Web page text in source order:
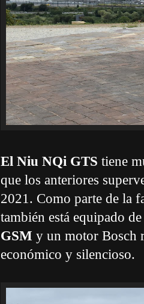
El Niu NQi GTS tiene
que los anteriores
2021. Como parte de la
también está equipado
GSM y un motor Bosch
económico y silencioso.